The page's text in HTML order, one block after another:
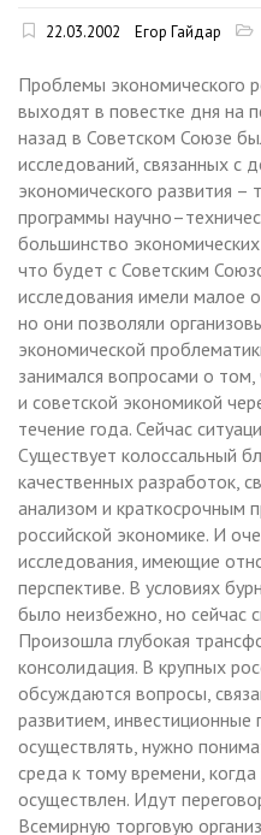
22.03.2002 Егор Гайдар
Проблемы экономического
выходят в повестке дня на
назад в Советском Союзе
исследований, связанных с
экономического развития
программы
большинство
что будет с Советским
исследования имели малое
но они позволяли
экономической
занимался вопросами о
и советской экономикой
течение года. Сейчас
Существует колоссальный
качественных разработок,
анализом и краткосрочным
российской экономике. И
исследования, имеющие
перспективе. В условиях
было неизбежно, но сейчас
Произошла глубокая
консолидация. В крупных
обсуждаются вопросы,
развитием,
осуществлять, нужно
среда к тому времени,
осуществлен. Идут
Всемирную торговую